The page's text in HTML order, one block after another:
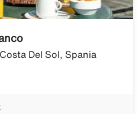
Del Sol, Spania